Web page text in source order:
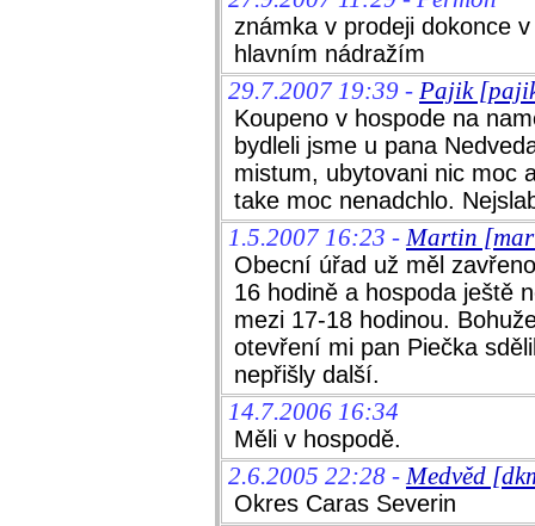
známka v prodeji dokonce
hlavním nádražím
29.7.2007 19:39 - Pajik
Koupeno v hospode na
bydleli jsme u pana
mistum, ubytovani nic moc
take moc nenadchlo.
1.5.2007 16:23 - Martin
Obecní úřad už měl
16 hodině a hospoda ještě
mezi 17-18 hodinou.
otevření mi pan Piečka
nepřišly další.
14.7.2006 16:34
Měli v hospodě.
2.6.2005 22:28 - Medvěd
Okres Caras Severin